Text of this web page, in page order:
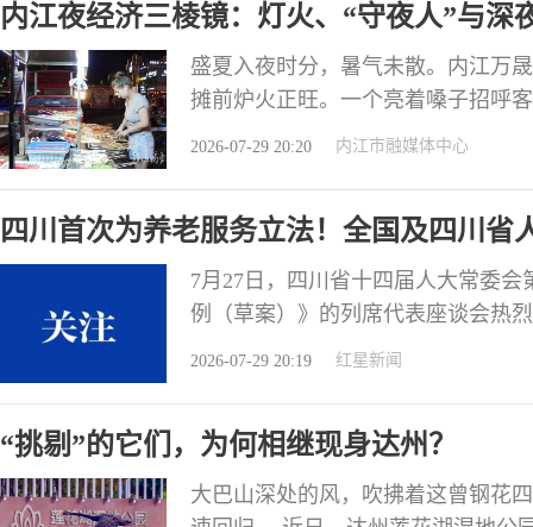
舞台，全场
内江夜经济三棱镜：灯火、“守夜人”与深
盛夏入夜时分，暑气未散。内江万
摊前炉火正旺。一个亮着嗓子招呼
岁的闺蜜，一个爽利热情，一个沉
社
2026-07-29 20:20 内江市融媒体中心
四川首次为养老服务立法！全国及四川
7月27日，四川省十四届人大常委
例（草案）》的列席代表座谈会热
志齐聚一堂，把基层调研中听到的
2026-07-29 20:19 红星新闻
“挑剔”的它们，为何相继现身达州？
大巴山深处的风，吹拂着这曾钢花